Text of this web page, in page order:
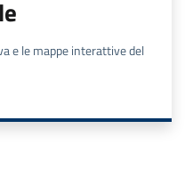
e le mappe interattive del